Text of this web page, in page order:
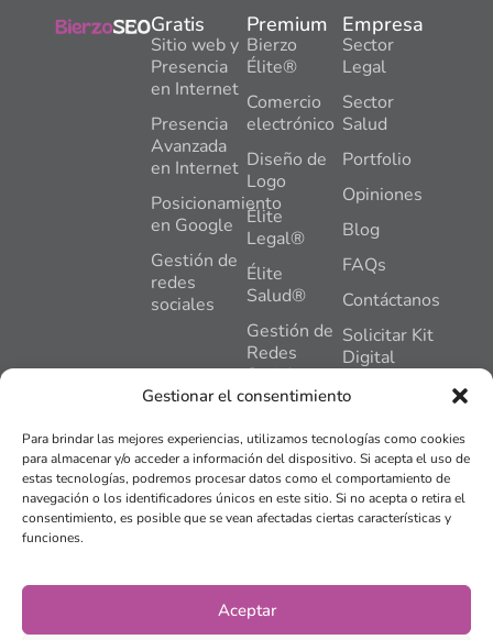
Gestionar el consentimiento
Para brindar las mejores experiencias, utilizamos tecnologías como cookies
para almacenar y/o acceder a información del dispositivo. Si acepta el uso de
estas tecnologías, podremos procesar datos como el comportamiento de
navegación o los identificadores únicos en este sitio. Si no acepta o retira el
consentimiento, es posible que se vean afectadas ciertas características y
funciones.
Aceptar
Gratis
Sitio web y
Presencia
en Internet
Presencia
Avanzada
en Internet
Posicionamiento
en Google
Gestión de
redes
sociales
Premium
Bierzo
Élite®
Comercio
electrónico
Diseño de
Logo
Élite
Legal®
Élite
Salud®
Gestión de
Redes
Sociales
Hosting +
Mantenimiento
Web
Plan
Impulso®
Empresa
Sector
Legal
Sector
Salud
Portfolio
Opiniones
Blog
FAQs
Contáctanos
Solicitar Kit
Digital
Pl,1,
Oficina 2,
24402,
Ponferrada,
© 2015 -2026BIERZO
SEO Y MARKETING SLU.
Todos los derechos